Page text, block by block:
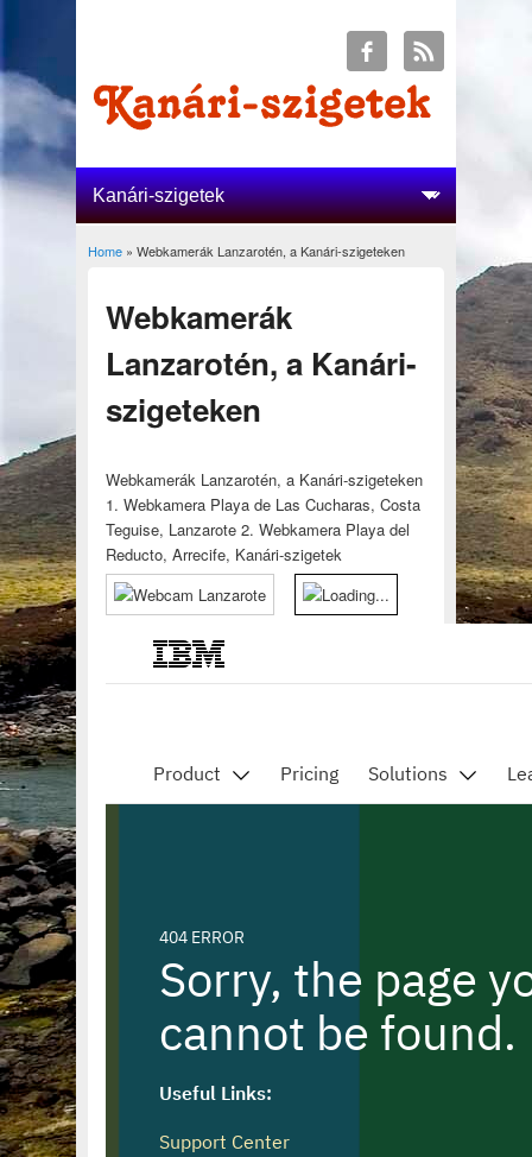
You are here
Home» Webkamerák Lanzarotén, a Kanári-szigeteken
Webkamerák
Lanzarotén, a Kanári-
szigeteken
Webkamerák Lanzarotén, a Kanári-szigeteken
1. Webkamera Playa de Las Cucharas, Costa
Teguise, Lanzarote 2. Webkamera Playa del
Reducto, Arrecife, Kanári-szigetek